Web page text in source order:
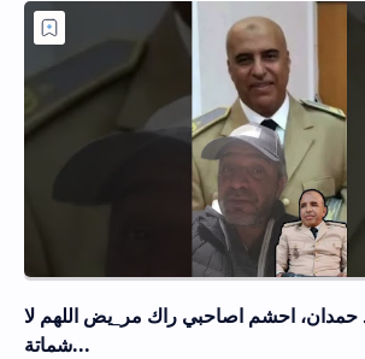
حمدان، احشم اصاحبي راك مر_يض اللهم لا
شماتة...